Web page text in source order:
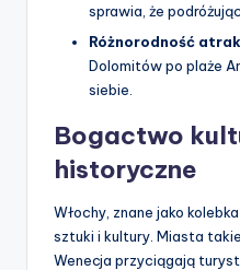
sprawia, że
Różnorodność
Dolomitów po plaże
siebie.
Bogactwo
historyczne
Włochy, znane jako
sztuki i kultury. Miasta
Wenecja przyciągają